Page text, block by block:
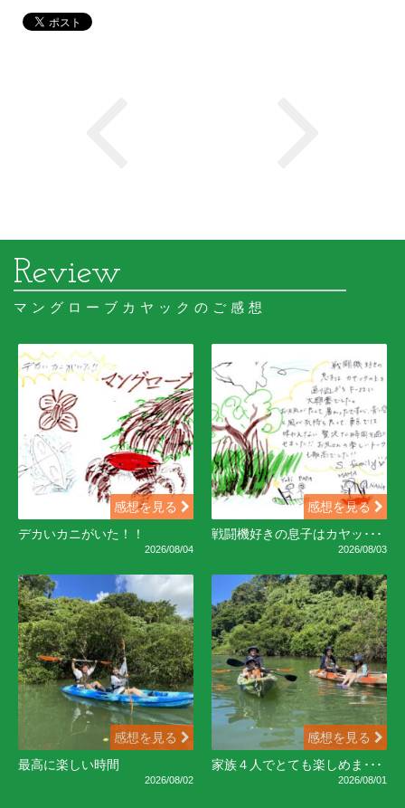
マングローブカヤックのご感想
感想を見る
デカいカニがいた！！
2026/08/04
感想を見る
戦闘機好きの息子はカヤッ･･･
2026/08/03
感想を見る
最高に楽しい時間
2026/08/02
感想を見る
家族４人でとても楽しめま･･･
2026/08/01